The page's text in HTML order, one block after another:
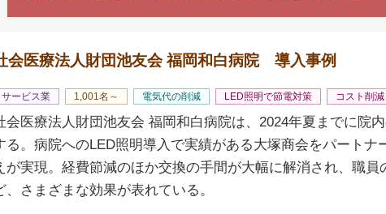
会医療法人財団池友会 福岡和白病院 導入事例
サービス業 1,001名～ 電気代の削減 LED照明で節電対策 コスト削
会医療法人財団池友会 福岡和白病院は、2024年夏までに院
る。病院へのLED照明導入で実績がある大塚商会をパートナ
が実現。経費節減のほか交換の手間が大幅に解消され、職
、さまざまな効果が表れている。